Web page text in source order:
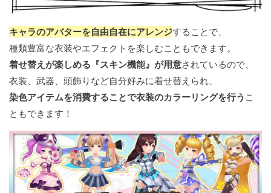
キャラのアバターを自由自在にアレンジすることで、
種類豊富な衣装やエフェクトを楽しむこともできます。
着せ替えが楽しめる『スキン機能』が用意されているので、
衣装、武器、頭飾りなど自分好みに着せ替えられ、
染色アイテムを消費することで衣装のカラーリングを行う こ
ともできます！